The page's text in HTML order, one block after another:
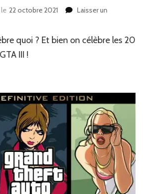
22 octobre 2021
Laisser un
quoi ? Et bien on célèbre les 20
III !